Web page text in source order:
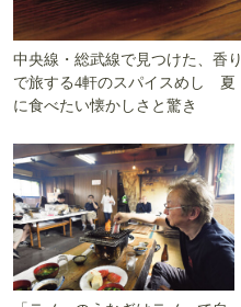
中央線・総武線で見つけた、香り
で旅する4軒のスパイスめし 夏
に食べたい懐かしさと驚き